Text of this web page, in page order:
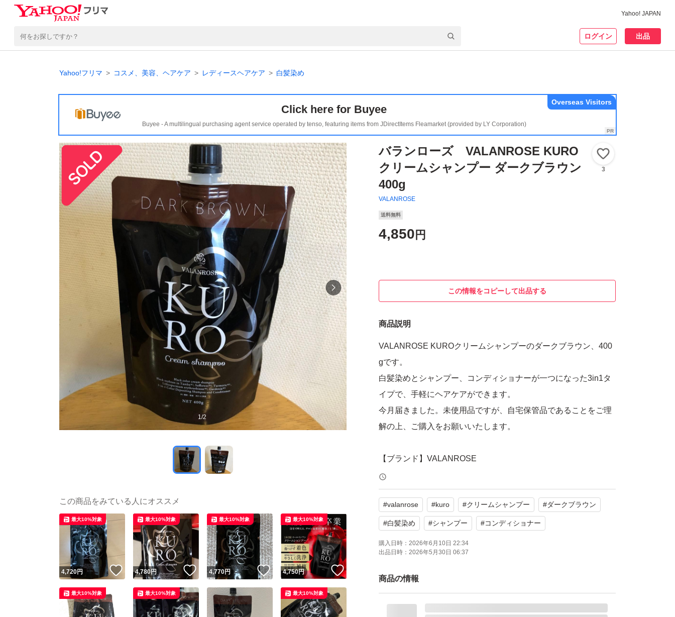
Yahoo! JAPAN
ログイン 出品
Yahoo!フリマ コスメ、美容、ヘアケア レディースヘアケア 白髪染め
Click here for Buyee
Buyee - A multilingual purchasing agent service operated by tenso, featuring items from JDirectItems Fleamarket (provided by LY Corporation)
Overseas Visitors
1/2
バランローズ VALANROSE KURO
クリームシャンプー ダークブラウン
400g
VALANROSE
3
送料無料
4,850 円
この情報をコピーして出品する
商品説明
VALANROSE KUROクリームシャンプーのダークブラウン、400
gです。
白髪染めとシャンプー、コンディショナーが一つになった3in1タ
イプで、手軽にヘアケアができます。
今月届きました。未使用品ですが、自宅保管品であることをご理
解の上、ご購入をお願いいたします。
【ブランド】VALANROSE
【商品名】KUROクリームシャンプー
【カラー】ダークブラウン
【内容量】400g
【商品の状態】未使用
よろしくお願いいたします。
#valanrose #kuro #クリームシャンプー #ダークブラウン
#白髪染め #シャンプー #コンディショナー
購入日時： 2026年6月10日 22:34
出品日時： 2026年5月30日 06:37
商品の情報
この商品をみている人にオススメ
4,720円 いいね！
最大10%対象
4,780円 いいね！
最大10%対象
4,770円 いいね！
最大10%対象
4,750円 いいね！
最大10%対象
最大10%対象 最大10%対象 最大10%対象